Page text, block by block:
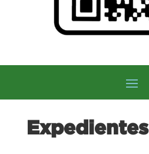
Expedientes